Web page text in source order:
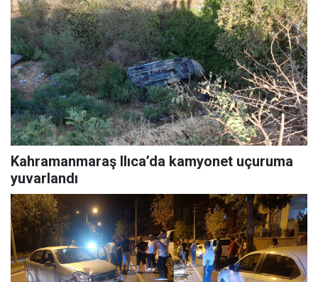
Kahramanmaraş Ilıca’da kamyonet uçuruma
yuvarlandı